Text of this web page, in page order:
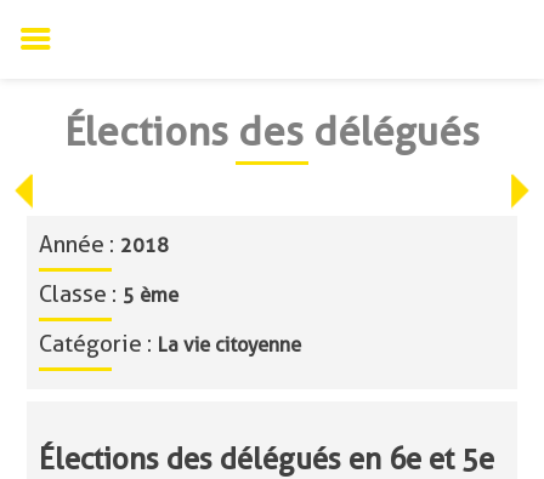
Élections des délégués
Année : 2018
Classe : 5 ème
Catégorie : La vie citoyenne
Élections des délégués en 6e et 5e